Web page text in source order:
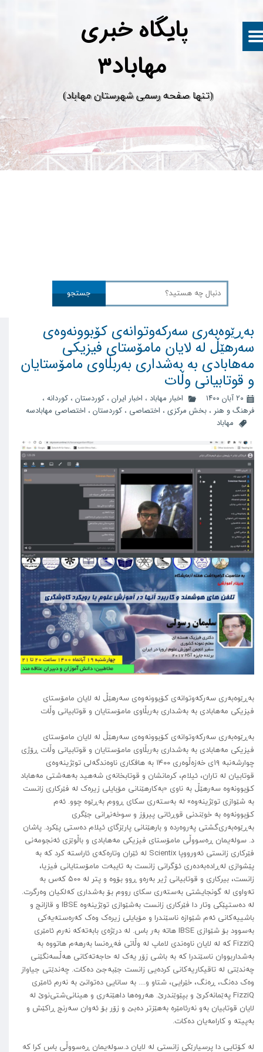
پایگاه خبری
​(تنها صفحه رسمی شهرستان مهاباد)
جستجو
بەڕێوەبەری سەرکەوتوانەی کۆبوونەوەی
سەرهێڵ لە لایان مامۆستای فیزیکی
مەهابادی بە بەشداری بەربڵاوی مامۆستایان
و قوتابیانی وڵات
۲۰ آبان ۱۴۰۰ اخبار مهاباد ، اخبار ایران ، کوردستان ، کوردانه ،
فرهنگ و هنر ، بخش مرکزی ، اختصاصی ، کوردستان ، اختصاصی مهابادسه
مهاباد
بەڕێوەبەری سەرکەوتوانەی کۆبوونەوەی سەرهێڵ لە لایان مامۆستای
فیزیکی مەهابادی بە بەشداری بەربڵاوی مامۆستایان و قوتابیانی وڵات
بەڕێوەبەری سەرکەوتوانەی کۆبوونەوەی سەرهێڵ لە لایان مامۆستای
فیزیکی مەهابادی بە بەشداری بەربڵاوی مامۆستایان و قوتابیانی وڵات ڕۆژی
چوارشەنبە ۱۹ی خەزەڵوەری ۱۴۰۰ بە هاڤکاری ناوەندگەلی توێژینەوەی
قوتابیان لە تاران، ئیلام، کرمانشان و قوتابخانەی شەهید بەهەشتی مەهاباد
کۆبوونەوە سەرهێڵ بە ناوی «بەکارهێنانی مۆبایلی زیرەک لە فێرکاری زانست
بە شێوازی توێژینەوە» لە بەستەری سکای ڕووم بەڕێوە چوو. ئەم
کۆبوونەوە بە خوێندنی قوڕئانی پیرۆز و سوخەنڕانی جێگری
بەڕێوەبەری‌گشتی پەروەردە و بارهێنانی پارێزگای ئیلام دەستی پێکرد. پاشان
د. سولەیمان ڕەسووڵی مامۆستای فیزیکی مەهابادی و باڵوێزی ئەنجومەنی
فێرکاری زانستی ئەورووپا Scientix لە ئێران وتارەکەی ئاراستە کرد کە بە
پێشوازی لەڕادەبەدەری ئۆگرانی زانست بە تایبەت مامۆستایانی فیزیا،
زانست، بیرکاری و قوتابیانی ژیر بەرەو ڕوو بۆوە و پتر لە ۵۰۰ کەس بە
تەواوی لە گونجایشتی بەستەری سکای رووم بۆ بەشداری کەلکیان وەرگرت.
لە دەستپێکی وتار دا فێرکاری زانست بەشێوازی توێژینەوە IBSE و قازانج و
باشییەکانی ئەم شێوازە ناسێندرا و مۆبایلی زیرەک وەک کەرەستەیەکی
بەسوود بۆ شێوازی IBSE هاتە بەر باس. لە درێژەی بابەتەکە نەرم ئامێری
FizziQ کە لە لایان ناوەندی لاماپ لە وڵاتی فەڕەنسا بەرهەم هاتووە بە
بەشداربووان ناسێندرا کە بە باشی زۆر یەک لە حاجەتەکانی هەڵسەنگێنی
چەندێتی لە تاقیکاریەکانی کردەیی زانست جێبەجێ دەکات. چەندێتی جیاواز
وەک دەنگ، ڕەنگ، خێرایی، شتاو و.... بە سانایی دەتوانێ بە نەرم ئامێری
FizziQ پەێمانەکرێ و بپێوێندرێ. هەروەها داهێنەری و هینانی‌شتی‌نوێ‌‏ لە
لایان قوتابیان بەو نەرئامێرە بەهێزتر دەبێ و زۆر بۆ ئەوان سەرنج ڕاکێش و
بەپیتە و کارامەیان دەکات.
لە کۆتایی دا پرسیارێکی زانستی لە لایان د.سولەیمان ڕەسووڵی باس کرا که